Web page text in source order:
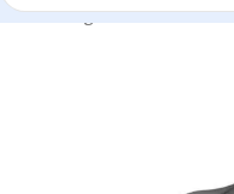
Inicio/Ingresando